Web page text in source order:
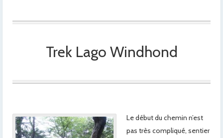
Trek Lago Windhond
Le début du chemin n’est
pas très compliqué, sentier